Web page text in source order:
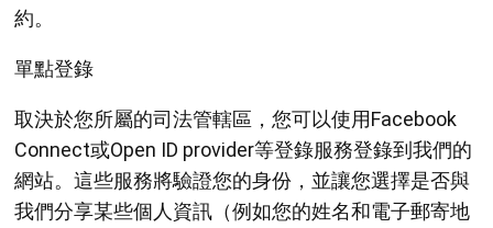
約。
單點登錄
取決於您所屬的司法管轄區，您可以使用Facebook
Connect或Open ID provider等登錄服務登錄到我們的
網站。這些服務將驗證您的身份，並讓您選擇是否與
我們分享某些個人資訊（例如您的姓名和電子郵寄地